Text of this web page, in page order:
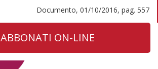
Documento, 01/10/2016, pag. 557
ABBONATI ON-LINE